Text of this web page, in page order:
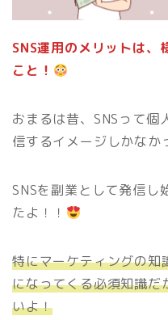
SNS運用のメリットは、
こと！
おまるは昔、SNSって個
信するイメージしかなか
SNSを副業として発信し
たよ！！
特にマーケティングの知
になってくる必須知識だ
いよ！